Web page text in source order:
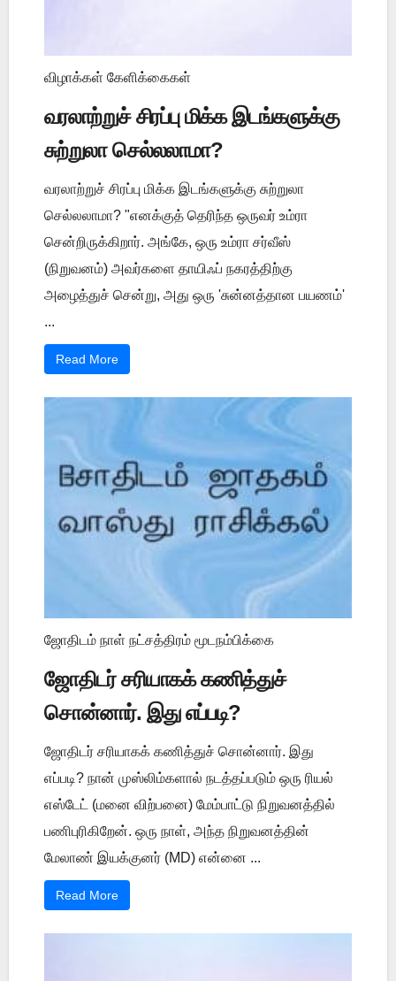
விழாக்கள் கேளிக்கைகள்
வரலாற்றுச் சிரப்பு மிக்க இடங்களுக்கு
சுற்றுலா செல்லலாமா?
வரலாற்றுச் சிரப்பு மிக்க இடங்களுக்கு சுற்றுலா
செல்லலாமா? "எனக்குத் தெரிந்த ஒருவர் உம்ரா
சென்றிருக்கிறார். அங்கே, ஒரு உம்ரா சர்வீஸ்
(நிறுவனம்) அவர்களை தாயிஃப் நகரத்திற்கு
அழைத்துச் சென்று, அது ஒரு 'சுன்னத்தான பயணம்'
...
Read More
ஜோதிடம் நாள் நட்சத்திரம் மூடநம்பிக்கை
ஜோதிடர் சரியாகக் கணித்துச்
சொன்னார். இது எப்படி?
ஜோதிடர் சரியாகக் கணித்துச் சொன்னார். இது
எப்படி? நான் முஸ்லிம்களால் நடத்தப்படும் ஒரு ரியல்
எஸ்டேட் (மனை விற்பனை) மேம்பாட்டு நிறுவனத்தில்
பணிபுரிகிறேன். ஒரு நாள், அந்த நிறுவனத்தின்
மேலாண் இயக்குனர் (MD) என்னை ...
Read More